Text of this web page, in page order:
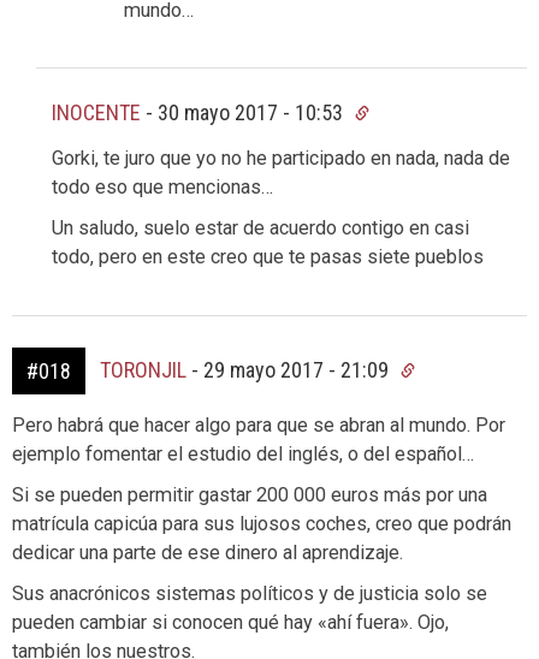
mundo…
INOCENTE - 30 mayo 2017 - 10:53
Gorki, te juro que yo no he participado en nada, nada de
todo eso que mencionas…
Un saludo, suelo estar de acuerdo contigo en casi
todo, pero en este creo que te pasas siete pueblos
#018 TORONJIL - 29 mayo 2017 - 21:09
Pero habrá que hacer algo para que se abran al mundo. Por
ejemplo fomentar el estudio del inglés, o del español…
Si se pueden permitir gastar 200 000 euros más por una
matrícula capicúa para sus lujosos coches, creo que podrán
dedicar una parte de ese dinero al aprendizaje.
Sus anacrónicos sistemas políticos y de justicia solo se
pueden cambiar si conocen qué hay «ahí fuera». Ojo,
también los nuestros.